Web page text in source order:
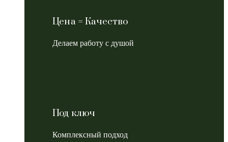
Цена = Качество
Делаем работу с душой
Под ключ
Комплексный подход